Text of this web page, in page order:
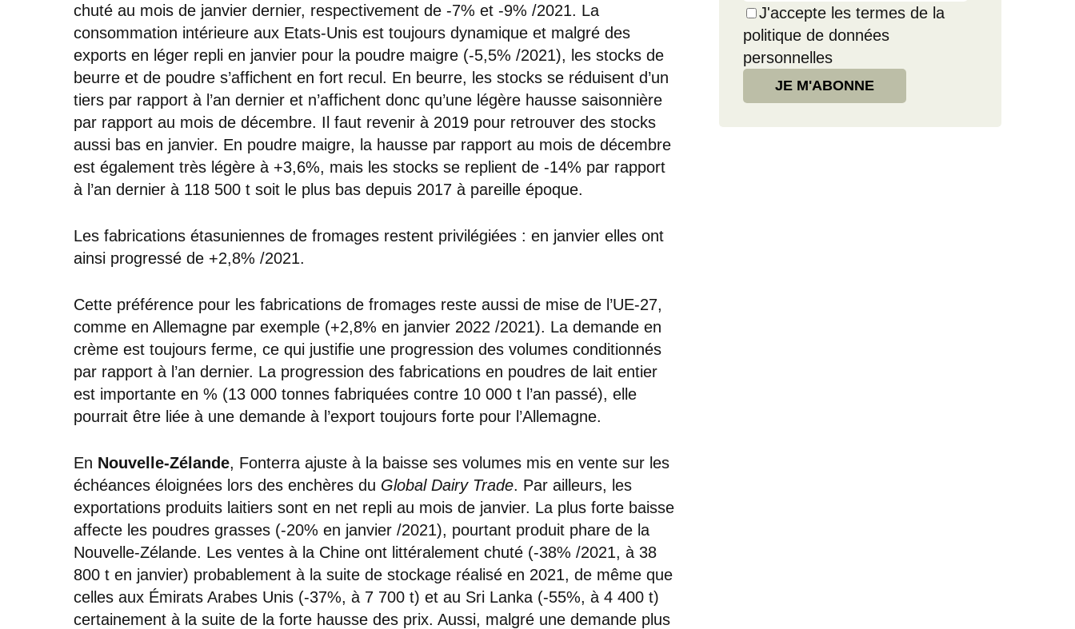
chuté au mois de janvier dernier, respectivement de -7% et -9% /2021. La
consommation intérieure aux Etats-Unis est toujours dynamique et malgré des
exports en léger repli en janvier pour la poudre maigre (-5,5% /2021), les stocks de
beurre et de poudre s’affichent en fort recul. En beurre, les stocks se réduisent d’un
tiers par rapport à l’an dernier et n’affichent donc qu’une légère hausse saisonnière
par rapport au mois de décembre. Il faut revenir à 2019 pour retrouver des stocks
aussi bas en janvier. En poudre maigre, la hausse par rapport au mois de décembre
est également très légère à +3,6%, mais les stocks se replient de -14% par rapport
à l’an dernier à 118 500 t soit le plus bas depuis 2017 à pareille époque.
Les fabrications étasuniennes de fromages restent privilégiées : en janvier elles ont
ainsi progressé de +2,8% /2021.
Cette préférence pour les fabrications de fromages reste aussi de mise de l’UE-27,
comme en Allemagne par exemple (+2,8% en janvier 2022 /2021). La demande en
crème est toujours ferme, ce qui justifie une progression des volumes conditionnés
par rapport à l’an dernier. La progression des fabrications en poudres de lait entier
est importante en % (13 000 tonnes fabriquées contre 10 000 t l’an passé), elle
pourrait être liée à une demande à l’export toujours forte pour l’Allemagne.
En Nouvelle-Zélande, Fonterra ajuste à la baisse ses volumes mis en vente sur les
échéances éloignées lors des enchères du Global Dairy Trade. Par ailleurs, les
exportations produits laitiers sont en net repli au mois de janvier. La plus forte baisse
affecte les poudres grasses (-20% en janvier /2021), pourtant produit phare de la
Nouvelle-Zélande. Les ventes à la Chine ont littéralement chuté (-38% /2021, à 38
800 t en janvier) probablement à la suite de stockage réalisé en 2021, de même que
celles aux Émirats Arabes Unis (-37%, à 7 700 t) et au Sri Lanka (-55%, à 4 400 t)
certainement à la suite de la forte hausse des prix. Aussi, malgré une demande plus
J'accepte les termes de la
politique de données
personnelles